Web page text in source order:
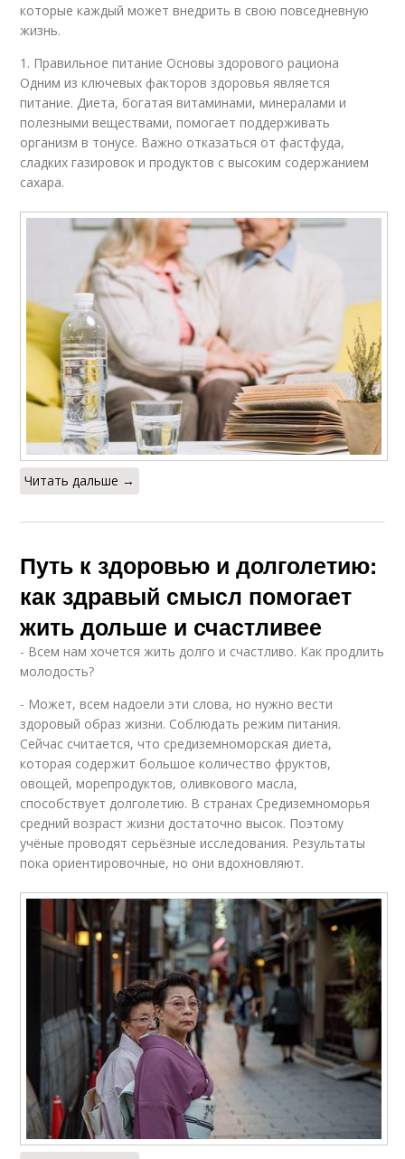
которые каждый может внедрить в свою повседневную
жизнь.
1. Правильное питание Основы здорового рациона
Одним из ключевых факторов здоровья является
питание. Диета, богатая витаминами, минералами и
полезными веществами, помогает поддерживать
организм в тонусе. Важно отказаться от фастфуда,
сладких газировок и продуктов с высоким содержанием
сахара.
Читать дальше →
Путь к здоровью и долголетию:
как здравый смысл помогает
жить дольше и счастливее
- Всем нам хочется жить долго и счастливо. Как продлить
молодость?
- Может, всем надоели эти слова, но нужно вести
здоровый образ жизни. Соблюдать режим питания.
Сейчас считается, что средиземноморская диета,
которая содержит большое количество фруктов,
овощей, морепродуктов, оливкового масла,
способствует долголетию. В странах Средиземноморья
средний возраст жизни достаточно высок. Поэтому
учёные проводят серьёзные исследования. Результаты
пока ориентировочные, но они вдохновляют.